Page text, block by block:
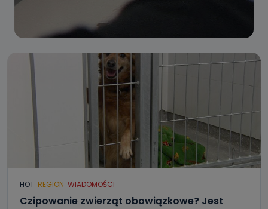
HOT REGION WIADOMOŚCI
Czipowanie zwierząt obowiązkowe? Jest